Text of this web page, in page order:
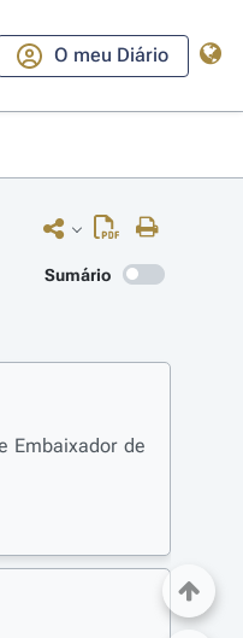
O meu Diário
Sumário
Embaixador de